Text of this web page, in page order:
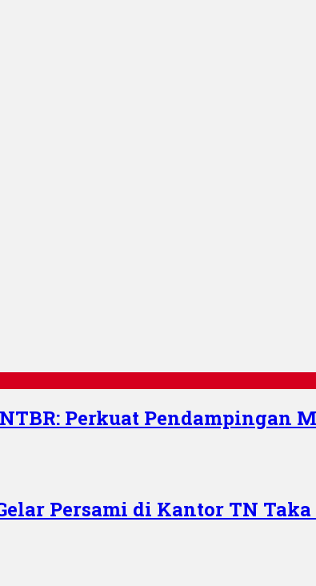
Perkuat Pendampingan
Persami di Kantor TN Taka